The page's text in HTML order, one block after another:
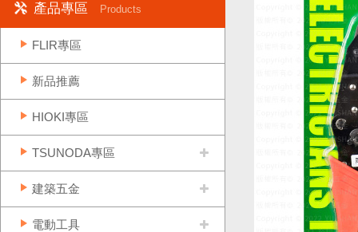
產品專區 Products
FLIR專區
新品推薦
HIOKI專區
TSUNODA專區
建築五金
電動工具